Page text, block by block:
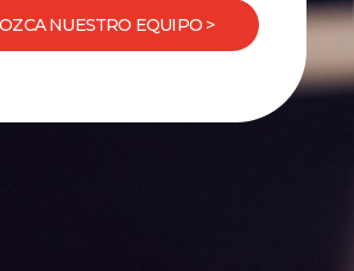
NUESTRO EQUIPO >